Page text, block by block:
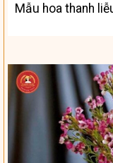
Mẫu hoa thanh